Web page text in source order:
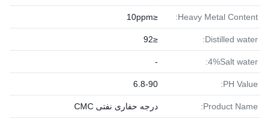
Heavy Metal Content:
≤10ppm
Distilled water:
≤92
4%Salt water:
-
PH Value:
6.8-90
Product Name: درجه حفاری نفتی CMC